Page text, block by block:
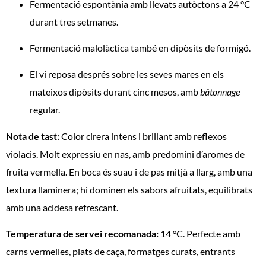
Fermentació espontània amb llevats autòctons a 24 °C
durant tres setmanes.
Fermentació malolàctica també en dipòsits de formigó.
El vi reposa després sobre les seves mares en els
mateixos dipòsits durant cinc mesos, ambbâtonnage
regular.
Nota de tast:Color cirera intens i brillant amb reflexos
violacis. Molt expressiu en nas, amb predomini d’aromes de
fruita vermella. En boca és suau i de pas mitjà a llarg, amb una
textura llaminera; hi dominen els sabors afruitats, equilibrats
amb una acidesa refrescant.
Temperatura de servei recomanada: 14 °C. Perfecte amb
carns vermelles, plats de caça, formatges curats, entrants